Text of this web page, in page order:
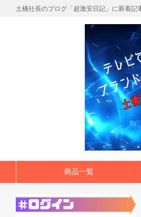
土橋社長のブログ「超激安日記」に新着記
商品一覧